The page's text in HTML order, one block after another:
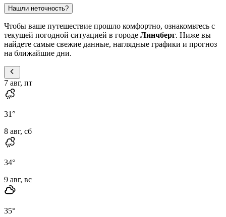
Нашли неточность?
Чтобы ваше путешествие прошло комфортно, ознакомьтесь с
текущей погодной ситуацией в городе Линчберг. Ниже вы
найдете самые свежие данные, наглядные графики и прогноз
на ближайшие дни.
7 авг, пт
31°
8 авг, сб
34°
9 авг, вс
35°